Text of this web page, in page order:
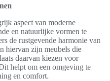
aspect van moderne
en natuurlijke vormen te
de rustgevende harmonie van
hiervan zijn meubels die
daarvan kiezen voor
helpt om een omgeving te
en comfort.